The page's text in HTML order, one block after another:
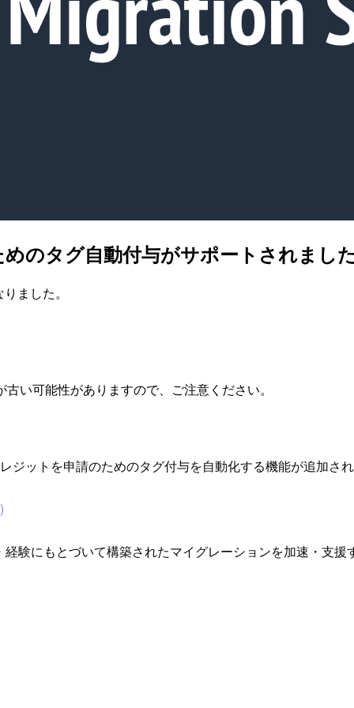
のタグ自動付与がサポートされまし
ました。
い可能性がありますので、ご注意ください。
ジットを申請のためのタグ付与を自動化する機能が追加さ
験にもとづいて構築されたマイグレーションを加速・支